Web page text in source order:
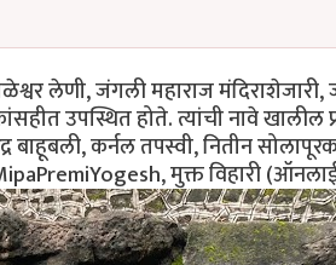
लेणी, जंगली महाराज
उपस्थित होते. त्यांची नावे खालील
कर्नल तपस्वी, नितीन
मुक्त विहारी